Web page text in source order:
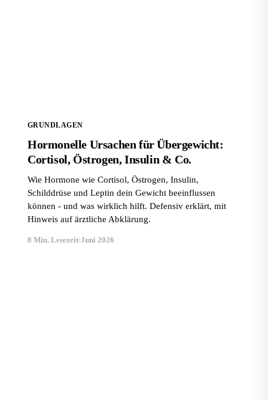
GRUNDLAGEN
Hormonelle Ursachen für Übergewicht:
Cortisol, Östrogen, Insulin & Co.
Wie Hormone wie Cortisol, Östrogen, Insulin,
Schilddrüse und Leptin dein Gewicht beeinflussen
können - und was wirklich hilft. Defensiv erklärt, mit
Hinweis auf ärztliche Abklärung.
8 Min. Lesezeit·Juni 2026